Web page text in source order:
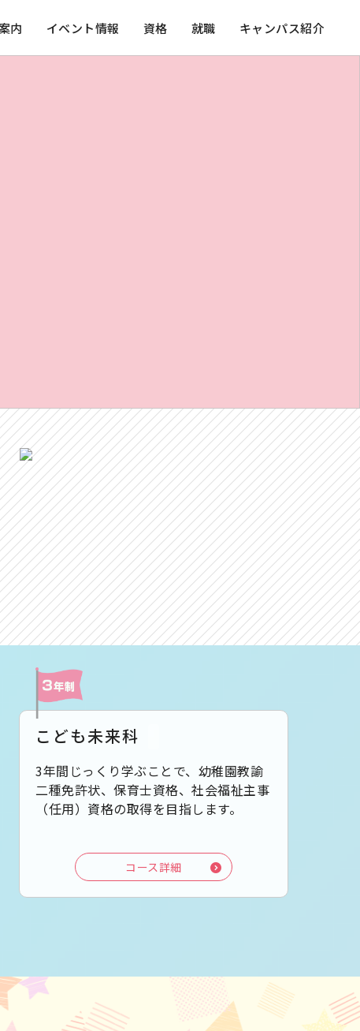
内 イベント情報 資格 就職 キャンパス紹介
こども未来科
3年間じっくり学ぶことで、幼稚園教諭
二種免許状、保育士資格、社会福祉主事
（任用）資格の取得を目指します。
コース詳細